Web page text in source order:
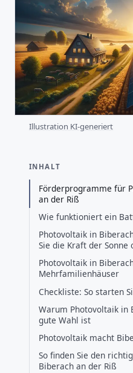
Illustration KI-generiert
INHALT
Förderprogramme für
an der Riß
Wie funktioniert ein
Photovoltaik in
Sie die Kraft der Sonne
Photovoltaik in
Mehrfamilienhäuser
Checkliste: So starten
Warum Photovoltaik in
gute Wahl ist
Photovoltaik macht
So finden Sie den
Biberach an der Riß